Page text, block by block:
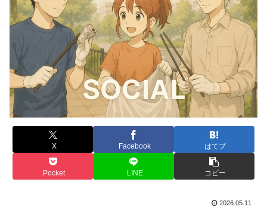
X Facebook はてブ
Pocket LINE コピー
2026.05.11